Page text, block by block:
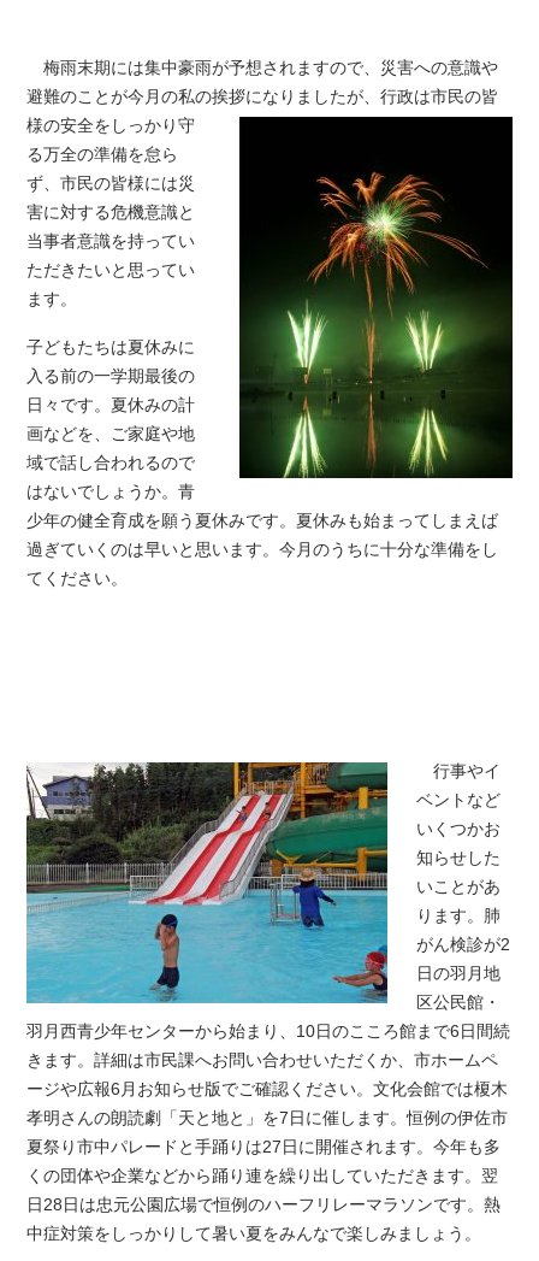
梅雨末期には集中豪雨が予想されますので、災害への意識や
避難のことが今月の私の挨拶になりましたが、行政は市民の皆
様の安全をしっかり守
る万全の準備を怠ら
ず、市民の皆様には災
害に対する危機意識と
当事者意識を持ってい
ただきたいと思ってい
ます。
子どもたちは夏休みに
入る前の一学期最後の
日々です。夏休みの計
画などを、ご家庭や地
域で話し合われるので
はないでしょうか。青
少年の健全育成を願う夏休みです。夏休みも始まってしまえば
過ぎていくのは早いと思います。今月のうちに十分な準備をし
てください。
行事やイ
ベントなど
いくつかお
知らせした
いことがあ
ります。肺
がん検診が2
日の羽月地
区公民館・
羽月西青少年センターから始まり、10日のこころ館まで6日間続
きます。詳細は市民課へお問い合わせいただくか、市ホームペ
ージや広報6月お知らせ版でご確認ください。文化会館では榎木
孝明さんの朗読劇「天と地と」を7日に催します。恒例の伊佐市
夏祭り市中パレードと手踊りは27日に開催されます。今年も多
くの団体や企業などから踊り連を繰り出していただきます。翌
日28日は忠元公園広場で恒例のハーフリレーマラソンです。熱
中症対策をしっかりして暑い夏をみんなで楽しみましょう。